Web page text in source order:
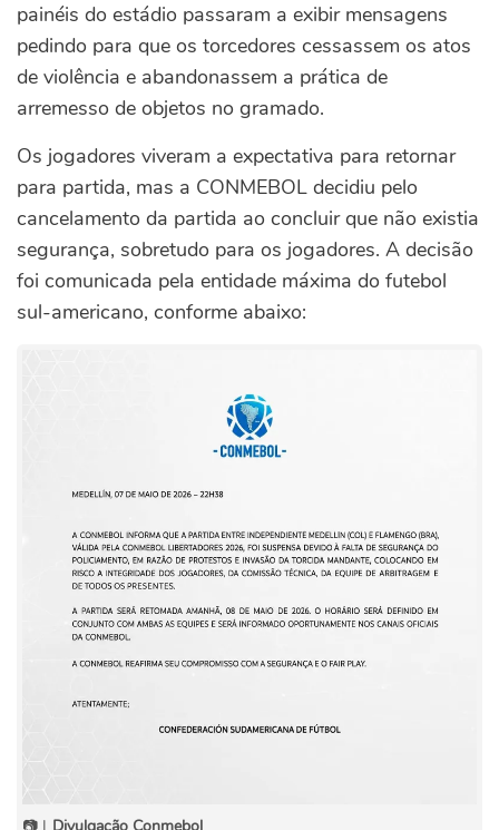
painéis do estádio passaram a exibir mensagens
pedindo para que os torcedores cessassem os atos
de violência e abandonassem a prática de
arremesso de objetos no gramado.
Os jogadores viveram a expectativa para retornar
para partida, mas a CONMEBOL decidiu pelo
cancelamento da partida ao concluir que não existia
segurança, sobretudo para os jogadores. A decisão
foi comunicada pela entidade máxima do futebol
sul-americano, conforme abaixo: